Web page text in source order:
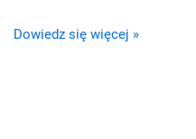
Dowiedz się więcej »